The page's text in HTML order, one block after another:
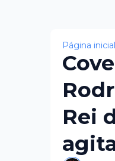
Página inicial
Rei